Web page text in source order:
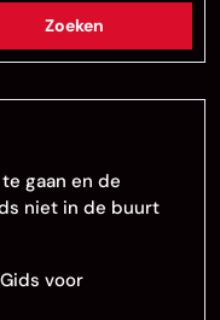
Zoeken
gaan en de
niet in de buurt
voor